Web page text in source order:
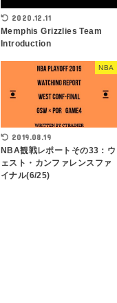
2020.12.11
Memphis Grizzlies Team
Introduction
NBA
2019.08.19
NBA観戦レポートその33：ウ
ェスト・カンファレンスファ
イナル(6/25)